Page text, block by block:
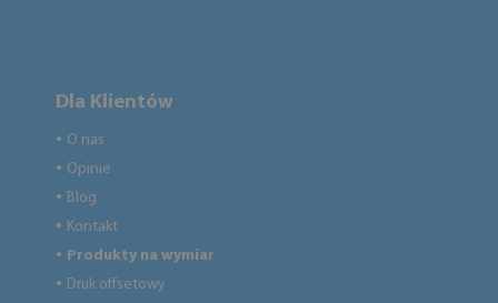
Dla Klientów
● O nas
● Opinie
● Blog
● Kontakt
● Produkty na wymiar
● Druk offsetowy